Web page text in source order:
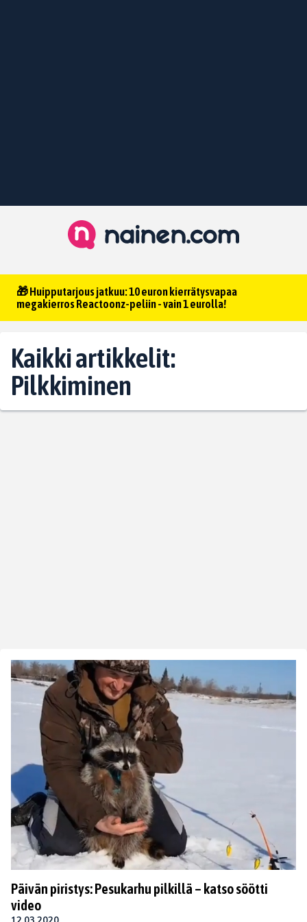
🎁 Huipputarjous jatkuu: 10 euron kierrätysvapaa
megakierros Reactoonz-peliin - vain 1 eurolla!
Kaikki artikkelit:
Pilkkiminen
Päivän piristys: Pesukarhu pilkillä – katso söötti
video